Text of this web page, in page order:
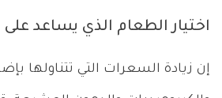
اختيار الطعام الذي يساعد على
إن زيادة السعرات التي تتناولها